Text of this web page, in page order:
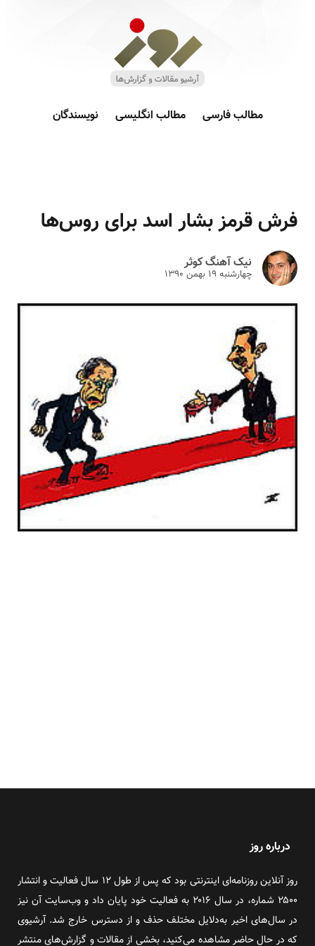
مطالب فارسی مطالب انگلیسی نویسندگان
فرش قرمز بشار اسد برای روس‌ها
نیک آهنگ کوثر
چهارشنبه ۱۹ بهمن ۱۳۹۰
درباره روز
روز آنلاین روزنامه‌ای اینترنتی بود که پس از طول ۱۲ سال فعالیت و انتشار
۲۵۰۰ شماره، در سال ۲۰۱۶ به فعالیت خود پایان داد و وب‌سایت آن نیز
در سال‌های اخیر به‌دلایل مختلف حذف و از دسترس خارج شد. آرشیوی
که در حال حاضر مشاهده می‌کنید، بخشی از مقالات و گزارش‌های منتشر